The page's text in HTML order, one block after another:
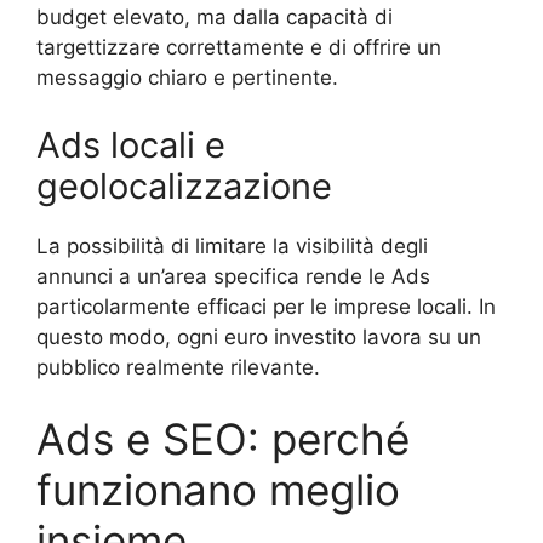
budget elevato, ma dalla capacità di
targettizzare correttamente e di offrire un
messaggio chiaro e pertinente.
Ads locali e
geolocalizzazione
La possibilità di limitare la visibilità degli
annunci a un’area specifica rende le Ads
particolarmente efficaci per le imprese locali. In
questo modo, ogni euro investito lavora su un
pubblico realmente rilevante.
Ads e SEO: perché
funzionano meglio